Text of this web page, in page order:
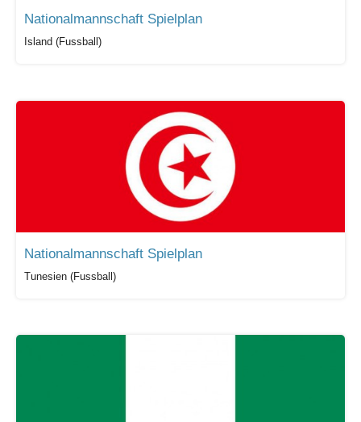
Nationalmannschaft Spielplan
Island (Fussball)
Nationalmannschaft Spielplan
Tunesien (Fussball)